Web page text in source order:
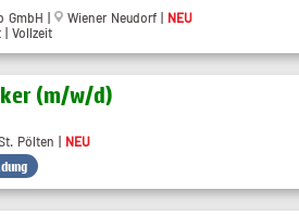
GmbH | Wiener Neudorf | NEU
| Vollzeit
(m​/w​/d)
Pölten | NEU